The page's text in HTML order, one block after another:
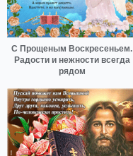
С Прощеным Воскресеньем.
Радости и нежности всегда
рядом